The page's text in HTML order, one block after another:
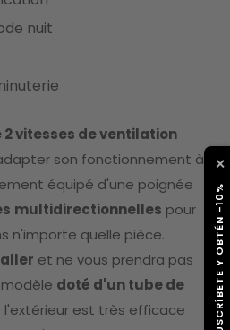
nuit
2 vitesses de ventilation
son fonctionnement à
équipé d'une poignée
multidirectionnelles pour
n'importe quelle pièce.
et ne vous prendra pas
doté d'un tube de
l'extérieur est très efficace
✕
SUSCRÍBETE Y OBTÉN -10%